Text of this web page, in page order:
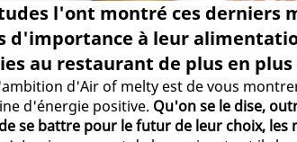
l'ont montré ces derniers
d'importance à leur
au restaurant de plus en
d'Air of melty est de vous
d'énergie positive. Qu'on se le dise,
se battre pour le futur de leur choix,